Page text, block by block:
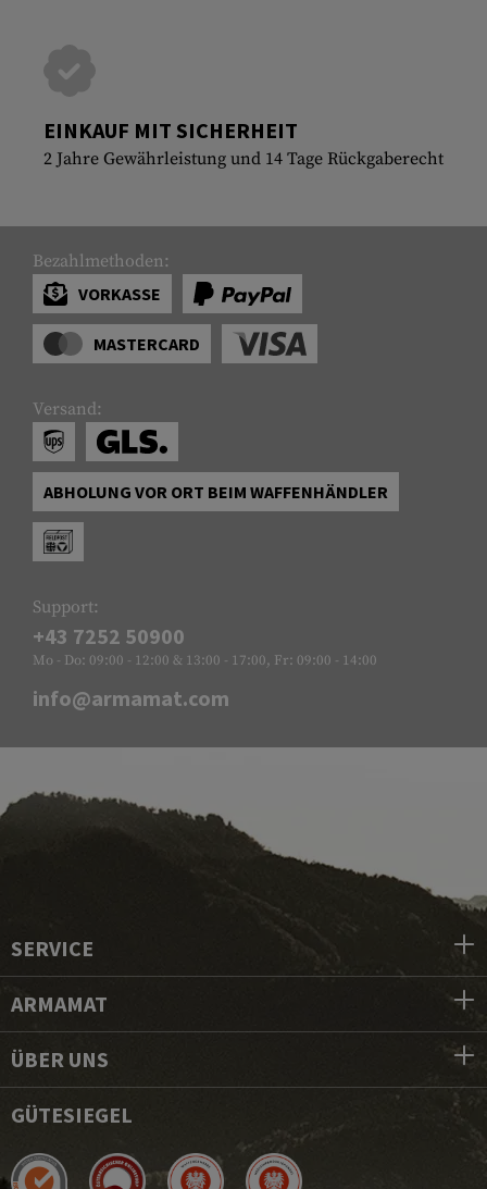
EINKAUF MIT SICHERHEIT
2 Jahre Gewährleistung und 14 Tage Rückgaberecht
Bezahlmethoden:
VORKASSE
MASTERCARD
Versand:
ABHOLUNG VOR ORT BEIM WAFFENHÄNDLER
Support:
+43 7252 50900
Mo - Do: 09:00 - 12:00 & 13:00 - 17:00, Fr: 09:00 - 14:00
info@armamat.com
SERVICE
ARMAMAT
ÜBER UNS
GÜTESIEGEL